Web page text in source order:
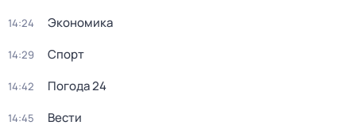
14:24 Экономика
14:29 Спорт
14:42 Погода 24
14:45 Вести